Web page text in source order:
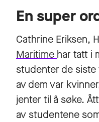
En super
Cathrine Eriksen,
Maritime har tatt i
studenter de siste
av dem var
jenter til å søke.
av studentene